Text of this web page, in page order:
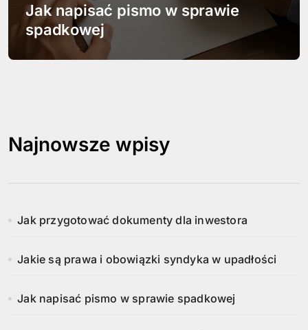
Jak napisać pismo w sprawie
spadkowej
Najnowsze wpisy
Jak przygotować dokumenty dla inwestora
Jakie są prawa i obowiązki syndyka w upadłości
Jak napisać pismo w sprawie spadkowej